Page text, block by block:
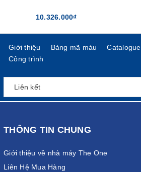
10.326.000₫
Giới thiệu Bảng mã màu Catalogue
Công trình
THÔNG TIN CHUNG
Giới thiệu về nhà máy The One
Liên Hệ Mua Hàng